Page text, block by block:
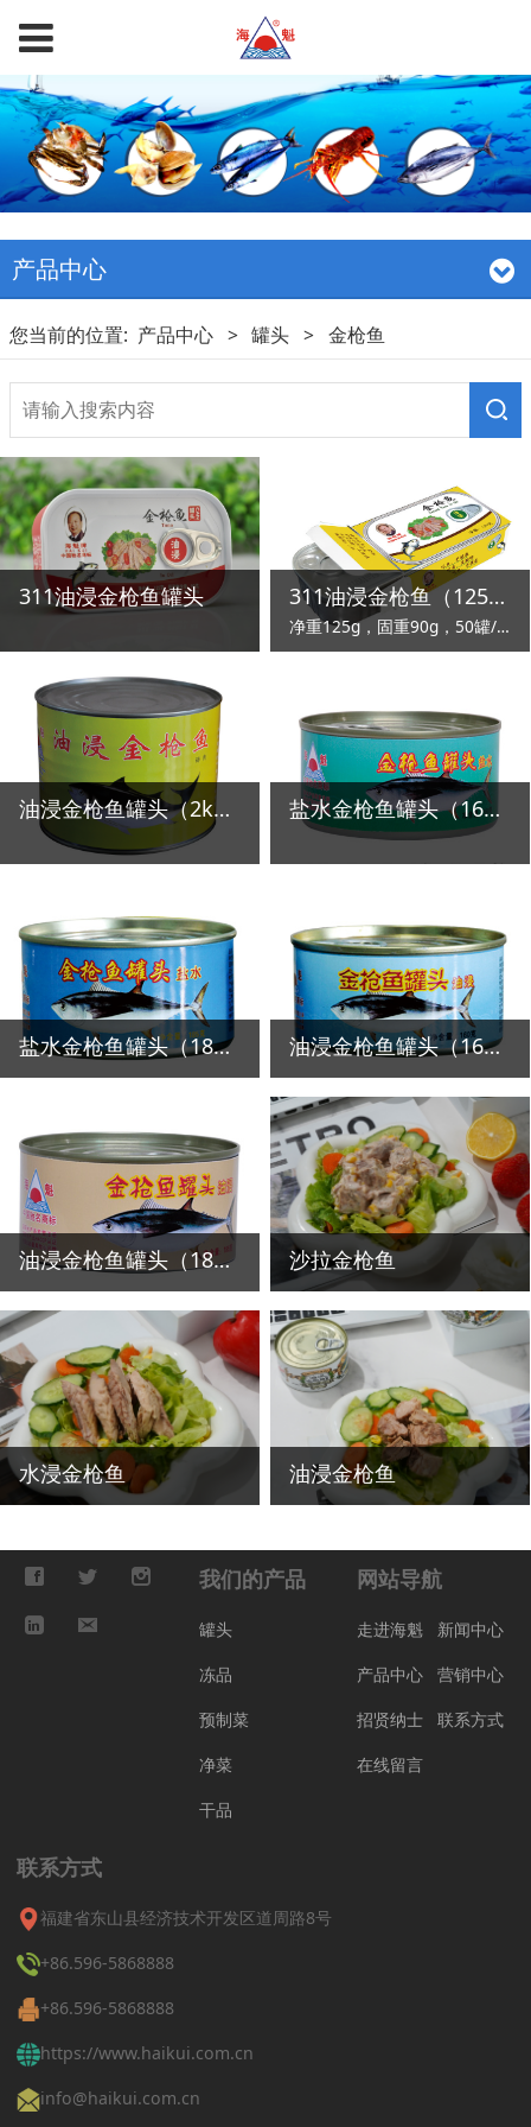
产品中心
您当前的位置: 产品中心 > 罐头 > 金枪鱼
311油浸金枪鱼罐头 311油浸金枪鱼（125g）
净重125g，固重90g，50罐/箱
油浸金枪鱼罐头（2kg） 盐水金枪鱼罐头（160g）
盐水金枪鱼罐头（185g） 油浸金枪鱼罐头（160g）
油浸金枪鱼罐头（185g） 沙拉金枪鱼
水浸金枪鱼 油浸金枪鱼
我们的产品
罐头
冻品
预制菜
净菜
干品
网站导航
走进海魁
新闻中心
产品中心
营销中心
招贤纳士
联系方式
在线留言
联系方式
福建省东山县经济技术开发区道周路8号
+86.596-5868888
+86.596-5868888
https://www.haikui.com.cn
info@haikui.com.cn